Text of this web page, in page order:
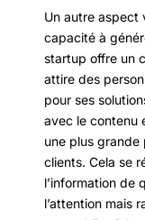
Un autre aspect
capacité à
startup offre un
attire des
pour ses
avec le contenu
une plus
clients. Cela se
l’information de
l’attention mais